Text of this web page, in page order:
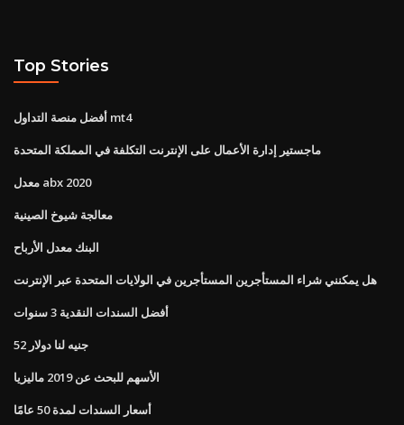
Top Stories
أفضل منصة التداول mt4
ماجستير إدارة الأعمال على الإنترنت التكلفة في المملكة المتحدة
معدل abx 2020
معالجة شيوخ الصينية
البنك معدل الأرباح
هل يمكنني شراء المستأجرين المستأجرين في الولايات المتحدة عبر الإنترنت
أفضل السندات النقدية 3 سنوات
52 جنيه لنا دولار
الأسهم للبحث عن 2019 ماليزيا
أسعار السندات لمدة 50 عامًا